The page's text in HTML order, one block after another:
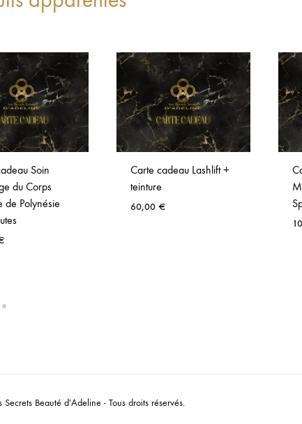
Soin
du Corps
de Polynésie
Carte cadeau Lashlift +
teinture
60,00€
Beauté d'Adeline - Tous droits réservés.